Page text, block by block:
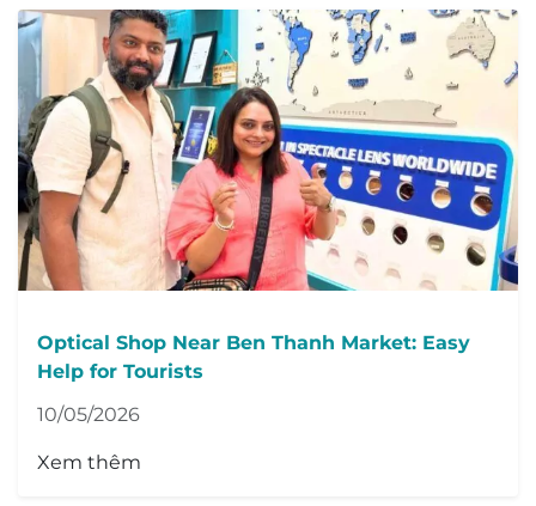
Optical Shop Near Ben Thanh Market: Easy
Help for Tourists
10/05/2026
Xem thêm